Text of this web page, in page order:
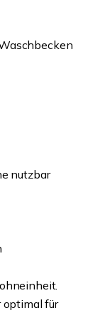
nutzbar
optimal für